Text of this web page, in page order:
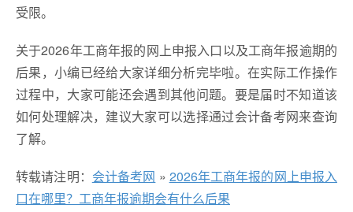
受限。
关于2026年工商年报的网上申报入口以及工商年报逾期的
后果，小编已经给大家详细分析完毕啦。在实际工作操作
过程中，大家可能还会遇到其他问题。要是届时不知道该
如何处理解决，建议大家可以选择通过会计备考网来查询
了解。
转载请注明： 会计备考网 » 2026年工商年报的网上申报入
口在哪里？工商年报逾期会有什么后果